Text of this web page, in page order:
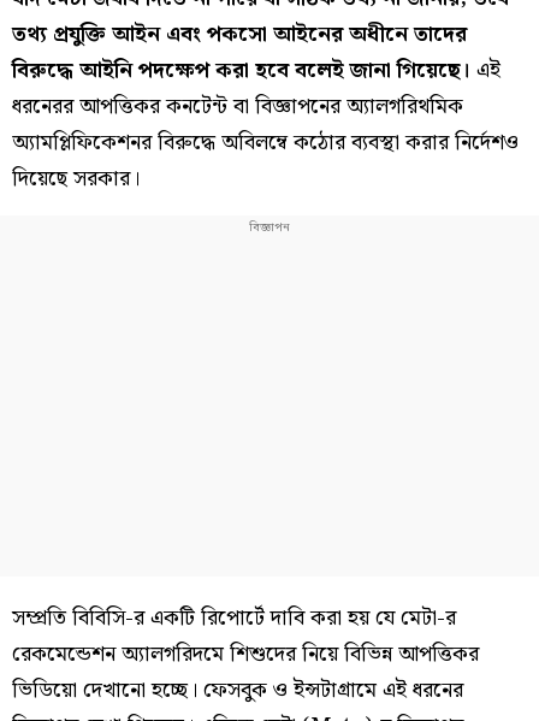
তথ্য প্রযুক্তি আইন এবং পকসো আইনের অধীনে তাদের
বিরুদ্ধে আইনি পদক্ষেপ করা হবে বলেই জানা গিয়েছে। এই
ধরনেরর আপত্তিকর কনটেন্ট বা বিজ্ঞাপনের অ্যালগরিথমিক
অ্যামপ্লিফিকেশনর বিরুদ্ধে অবিলম্বে কঠোর ব্যবস্থা করার নির্দেশও
দিয়েছে সরকার।
সম্প্রতি বিবিসি-র একটি রিপোর্টে দাবি করা হয় যে মেটা-র
রেকমেন্ডেশন অ্যালগরিদমে শিশুদের নিয়ে বিভিন্ন আপত্তিকর
ভিডিয়ো দেখানো হচ্ছে। ফেসবুক ও ইন্সটাগ্রামে এই ধরনের